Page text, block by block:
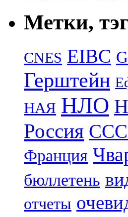
Метки,
CNES EIBC
Герштейн
НАЯ НЛО
Россия
Франция
бюллетень
отчеты